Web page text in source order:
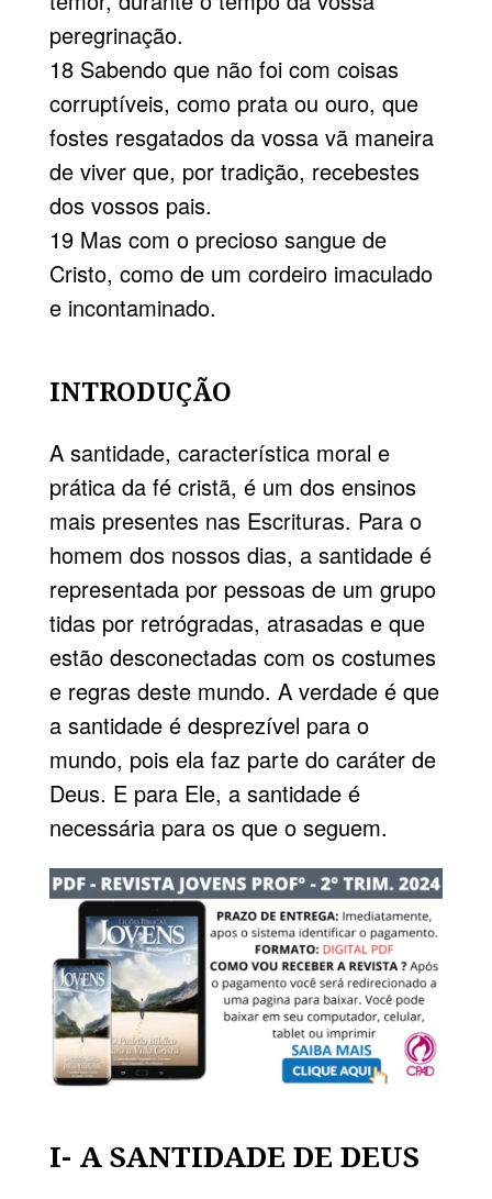
peregrinação.
18 Sabendo que não foi com coisas
corruptíveis, como prata ou ouro, que
fostes resgatados da vossa vã maneira
de viver que, por tradição, recebestes
dos vossos pais.
19 Mas com o precioso sangue de
Cristo, como de um cordeiro imaculado
e incontaminado.
INTRODUÇÃO
A santidade, característica moral e
prática da fé cristã, é um dos ensinos
mais presentes nas Escrituras. Para o
homem dos nossos dias, a santidade é
representada por pessoas de um grupo
tidas por retrógradas, atrasadas e que
estão desconectadas com os costumes
e regras deste mundo. A verdade é que
a santidade é desprezível para o
mundo, pois ela faz parte do caráter de
Deus. E para Ele, a santidade é
necessária para os que o seguem.
I- A SANTIDADE DE DEUS